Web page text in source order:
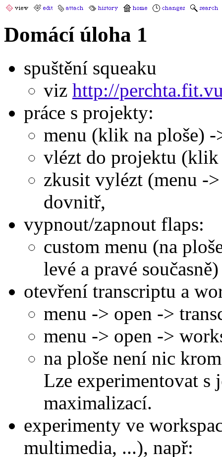
Domácí úloha 1
spuštění squeaku
viz http://
práce s projekty:
menu (klik na ploše)
vlézt do projektu (klik
zkusit vylézt (menu -
dovnitř,
vypnout/zapnout flaps:
custom menu (na
levé a pravé
otevření transcriptu a
menu -> open ->
menu -> open ->
na ploše není nic
Lze experimentovat
maximalizací.
experimenty ve
multimedia, ...), např: